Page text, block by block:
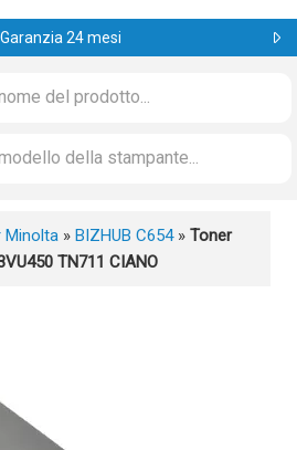
Garanzia 24 mesi
Minolta » BIZHUB C654» Toner
TN711 CIANO